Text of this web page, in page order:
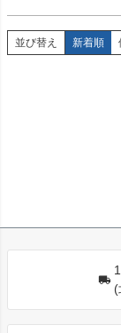
並び替え 新着順
(